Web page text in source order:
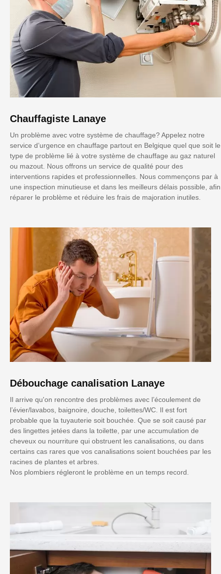
Chauffagiste Lanaye
Un problème avec votre système de chauffage? Appelez notre
service d’urgence en chauffage partout en Belgique quel que soit le
type de problème lié à votre système de chauffage au gaz naturel
ou mazout. Nous offrons un service de qualité pour des
interventions rapides et professionnelles. Nous commençons par à
une inspection minutieuse et dans les meilleurs délais possible, afin
réparer le problème et réduire les frais de majoration inutiles.
Débouchage canalisation Lanaye
Il arrive qu'on rencontre des problèmes avec l’écoulement de
l’évier/lavabos, baignoire, douche, toilettes/WC. Il est fort
probable que la tuyauterie soit bouchée. Que se soit causé par
des lingettes jetées dans la toilette, par une accumulation de
cheveux ou nourriture qui obstruent les canalisations, ou dans
certains cas rares que vos canalisations soient bouchées par les
racines de plantes et arbres.
Nos plombiers régleront le problème en un temps record.